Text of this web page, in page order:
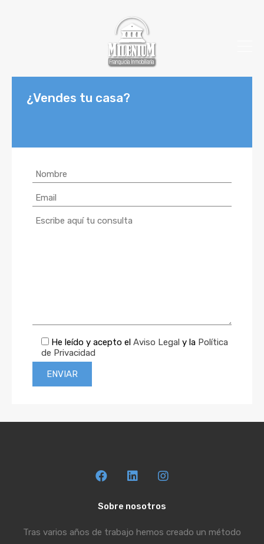
¿Vendes tu casa?
He leído y acepto el Aviso Legal y la Política
de Privacidad
Sobre nosotros
Tras varios años de trabajo hemos creado un método